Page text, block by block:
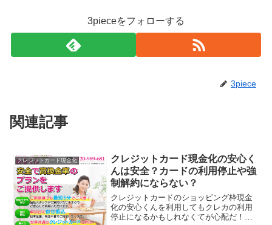
3pieceをフォローする
3piece
関連記事
クレジットカード現金化
クレジットカード現金化の安心く
んは安全？カードの利用停止や強
制解約にならない？
クレジットカードのショッピング枠現金
化の安心くんを利用してもクレカの利用
停止になるかもしれなくてが心配だ！と